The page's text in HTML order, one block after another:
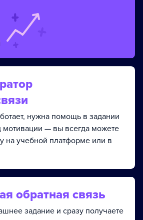
нужна помощь в задании
мотивации — вы всегда можете
на учебной платформе или в
обратная связь
задание и сразу получаете